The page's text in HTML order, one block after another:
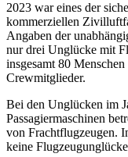
2023 war eines der
kommerziellen
Angaben der
nur drei Unglücke mit
insgesamt 80
Crewmitglieder.
Bei den Unglücken im
Passagiermaschinen
von Frachtflugzeugen.
keine